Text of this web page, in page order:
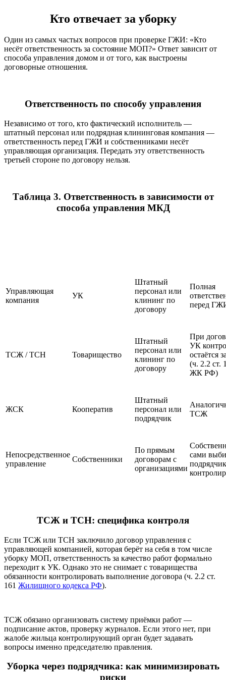
Кто отвечает за уборку
Один из самых частых вопросов при проверке ГЖИ: «Кто
несёт ответственность за состояние МОП?» Ответ зависит от
способа управления домом и от того, как выстроены
договорные отношения.
Ответственность по способу управления
Независимо от того, кто фактический исполнитель —
штатный персонал или подрядная клининговая компания —
ответственность перед ГЖИ и собственниками несёт
управляющая организация. Передать эту ответственность
третьей стороне по договору нельзя.
Таблица 3. Ответственность в зависимости от
способа управления МКД
Управляющая
компания
УК
Штатный
персонал или
клининг по
договору
Полная
перед
ТСЖ / ТСН Товарищество
Штатный
персонал или
клининг по
договору
При
УК
остаётся
(ч. 2.2 ст.
ЖК РФ)
ЖСК Кооператив
Штатный
персонал или
подрядчик
ТСЖ
Непосредственное
управление
Собственники
По прямым
договорам с
организациями
сами
ТСЖ и ТСН: специфика контроля
Если ТСЖ или ТСН заключило договор управления с
управляющей компанией, которая берёт на себя в том числе
уборку МОП, ответственность за качество работ формально
переходит к УК. Однако это не снимает с товарищества
обязанности контролировать выполнение договора (ч. 2.2 ст.
161 Жилищного кодекса РФ).
ТСЖ обязано организовать систему приёмки работ —
подписание актов, проверку журналов. Если этого нет, при
жалобе жильца контролирующий орган будет задавать
вопросы именно председателю правления.
Уборка через подрядчика: как минимизировать
риски